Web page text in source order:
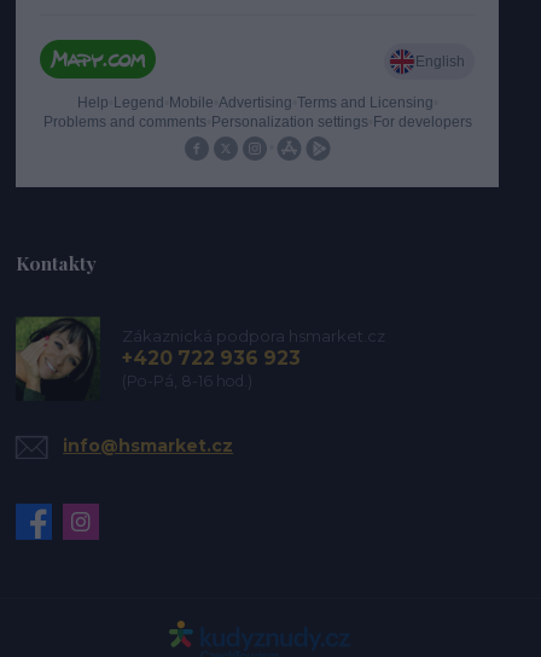
Kontakty
Zákaznická podpora hsmarket.cz
+420 722 936 923
(Po-Pá, 8-16 hod.)
info@hsmarket.cz